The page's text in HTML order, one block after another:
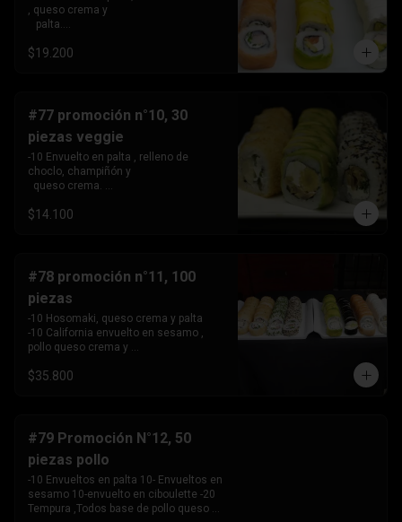
, queso crema y
   palta.
camarón, queso crema
$19.200
#77 promoción n°10, 30
piezas veggie
-10 Envuelto en palta , relleno de
choclo, champiñón y
  queso crema.
champiñón , queso
$14.100
#78 promoción n°11, 100
piezas
-10 Hosomaki, queso crema y palta
-10 California envuelto en sesamo ,
pollo queso crema y
-10 California envuelto en ciboulette ,
    cebollín.
-10 envuelto en palta , salmon, queso
crema y cebollín
-10 Envuelto en queso crema, palmito,
palta.
-10 Tempura, kanikama y palta
$35.800
#79 Promoción N°12, 50
piezas pollo
-10 Envueltos en palta 10- Envueltos en
sesamo 10-envuelto en ciboulette -20
Tempura ,Todos base de pollo queso